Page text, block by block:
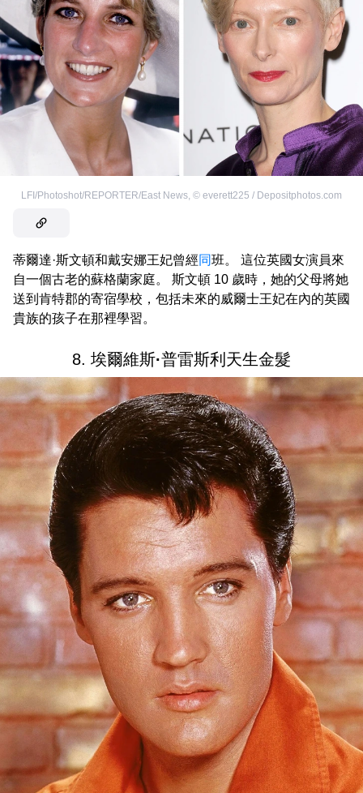
LFI/Photoshot/REPORTER/East News, © everett225 / Depositphotos.com
蒂爾達·斯文頓和戴安娜王妃曾經同班。 這位英國女演員來
自一個古老的蘇格蘭家庭。 斯文頓 10 歲時，她的父母將她
送到肯特郡的寄宿學校，包括未來的威爾士王妃在內的英國
貴族的孩子在那裡學習。
8. 埃爾維斯·普雷斯利天生金髮